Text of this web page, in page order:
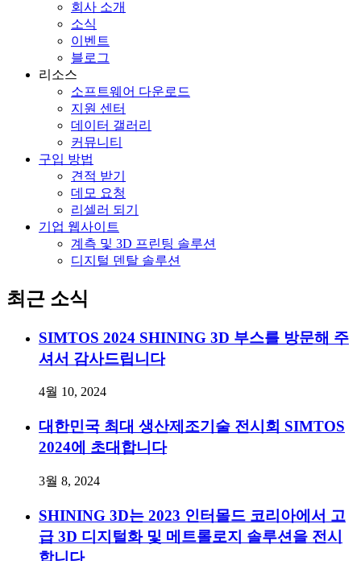
회사 소개
소식
이벤트
블로그
리소스
소프트웨어 다운로드
지원 센터
데이터 갤러리
커뮤니티
구입 방법
견적 받기
데모 요청
리셀러 되기
기업 웹사이트
계측 및 3D 프린팅 솔루션
디지털 덴탈 솔루션
최근 소식
SIMTOS 2024 SHINING 3D 부스를 방문해 주
셔서 감사드립니다
4월 10, 2024
대한민국 최대 생산제조기술 전시회 SIMTOS
2024에 초대합니다
3월 8, 2024
SHINING 3D는 2023 인터몰드 코리아에서 고
급 3D 디지털화 및 메트롤로지 솔루션을 전시
합니다